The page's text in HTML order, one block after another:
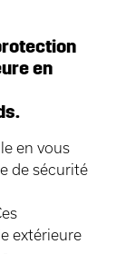
en
en vous
de sécurité
extérieure